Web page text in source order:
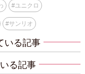
#ユニクロ
#サンリオ
いる記事
る記事